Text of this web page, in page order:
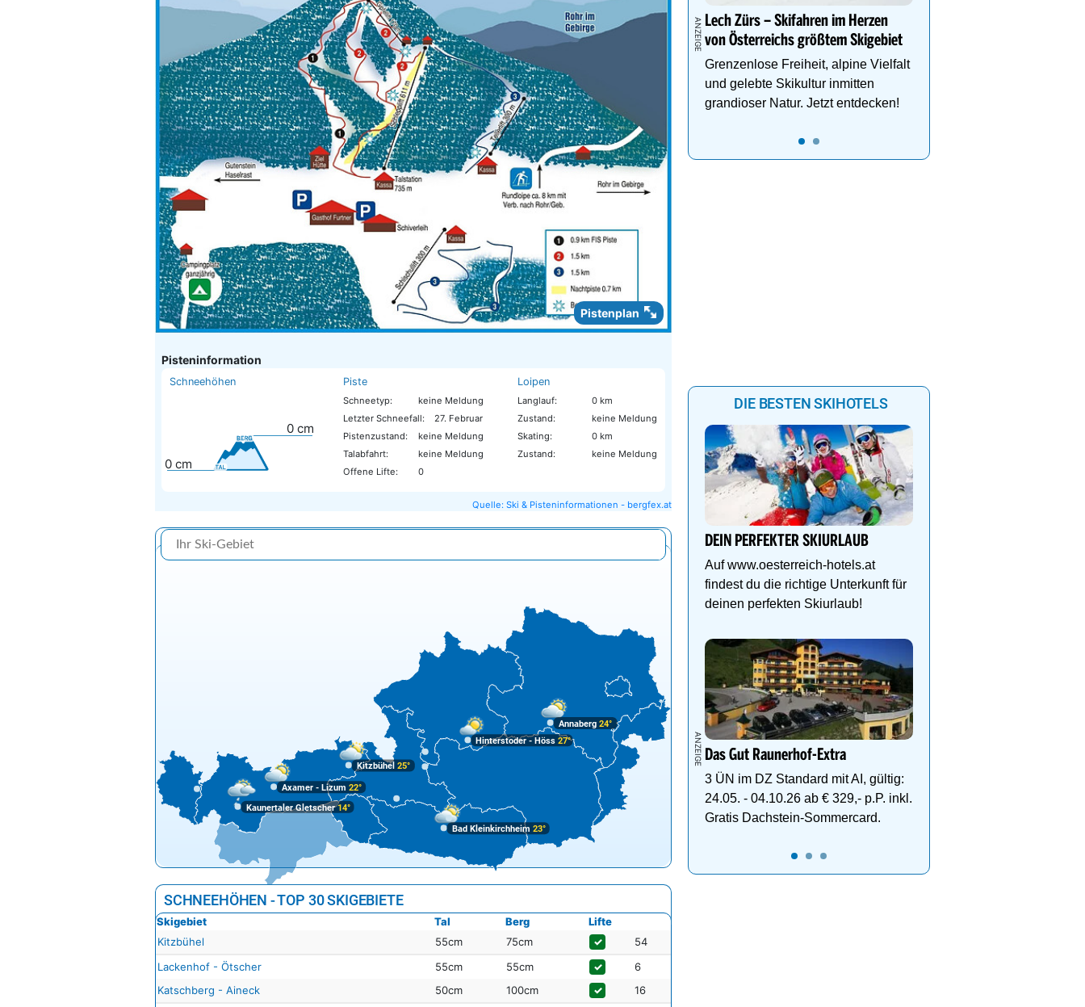
Pistenplan
Pisteninformation
Schneehöhen
0cm
0cm
Piste
Schneetyp:
keine Meldung
Letzter Schneefall:
27. Februar
Pistenzustand:
keine Meldung
Talabfahrt:
keine Meldung
Offene Lifte:
0
Loipen
Langlauf:
0 km
Zustand:
keine Meldung
Skating:
0 km
Zustand:
keine Meldung
Quelle: Ski & Pisteninformationen - bergfex.at
Bad Kleinkirchheim 23°
Kitzbühel 25°
Annaberg24°
Hinterstoder - Höss 27°
Axamer - Lizum 22°
Kaunertaler Gletscher14°
SCHNEEHÖHEN - TOP 30 SKIGEBIETE
Skigebiet Tal Berg
Lifte
Kitzbühel
55cm 75cm ✓
54
Lackenhof - Ötscher
55cm 55cm ✓
6
Katschberg - Aineck
50cm 100cm ✓
16
Lech Zürs – Skifahren im Herzen
von Österreichs größtem Skigebiet
Grenzenlose Freiheit, alpine Vielfalt
und gelebte Skikultur inmitten
grandioser Natur. Jetzt entdecken!
DIE BESTEN SKIHOTELS
DEIN PERFEKTER SKIURLAUB
Auf www.oesterreich-hotels.at
findest du die richtige Unterkunft für
deinen perfekten Skiurlaub!
Das Gut Raunerhof-Extra
3 ÜN im DZ Standard mit AI, gültig:
24.05. - 04.10.26 ab € 329,- p.P. inkl.
Gratis Dachstein-Sommercard.